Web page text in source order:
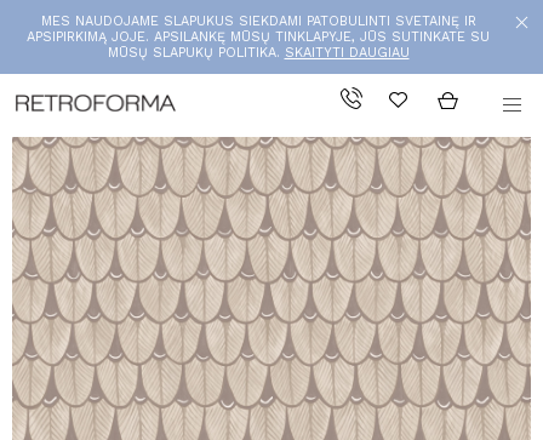
MES NAUDOJAME SLAPUKUS SIEKDAMI PATOBULINTI SVETAINĘ IR
APSIPIRKIMĄ JOJE. APSILANKĘ MŪSŲ TINKLAPYJE, JŪS SUTINKATE SU
MŪSŲ SLAPUKŲ POLITIKA. SKAITYTI DAUGIAU